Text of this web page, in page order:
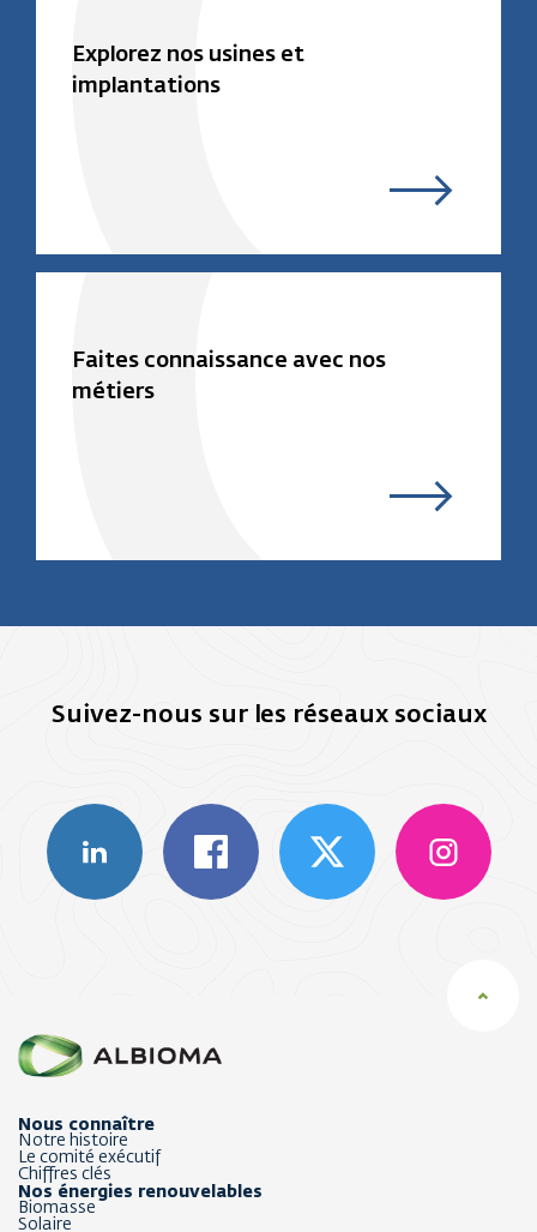
Explorez nos usines et
implantations
Faites connaissance avec nos
métiers
Suivez-nous sur les réseaux sociaux
Nous connaître
Notre histoire
Le comité exécutif
Chiffres clés
Nos énergies renouvelables
Biomasse
Solaire